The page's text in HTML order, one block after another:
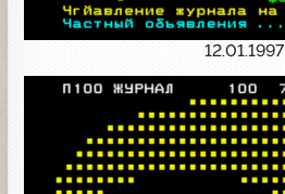
12.01.1997